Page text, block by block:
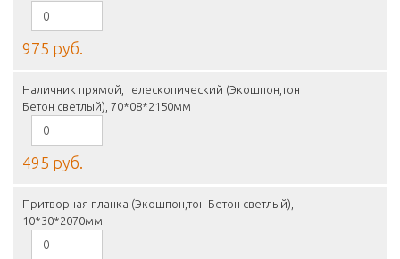
975 руб.
Наличник прямой, телескопический (Экошпон,тон
Бетон светлый), 70*08*2150мм
495 руб.
Притворная планка (Экошпон,тон Бетон светлый),
10*30*2070мм